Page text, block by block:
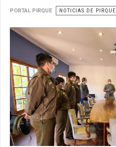
PORTAL PIRQUE NOTICIAS DE PIRQUE